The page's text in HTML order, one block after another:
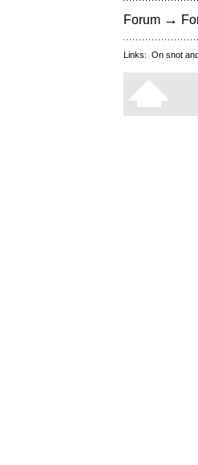
Forum →
Links: On snot